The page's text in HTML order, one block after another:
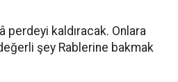
perdeyi kaldıracak. Onlara
şey Rablerine bakmak